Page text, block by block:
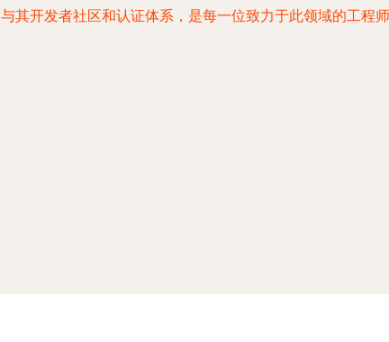
其开发者社区和认证体系，是每一位致力于此领域的工程